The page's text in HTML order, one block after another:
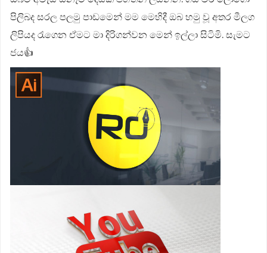
පිලිබද සරල පලමු පාඩමෙන් මම මෙහිදී ඔබ හමු වූ අතර මීලග
ලිපියද රැගෙන ඒමට මා දිරිගන්වන මෙන් ඉල්ලා සිටිමි. සැමට
ජය👍